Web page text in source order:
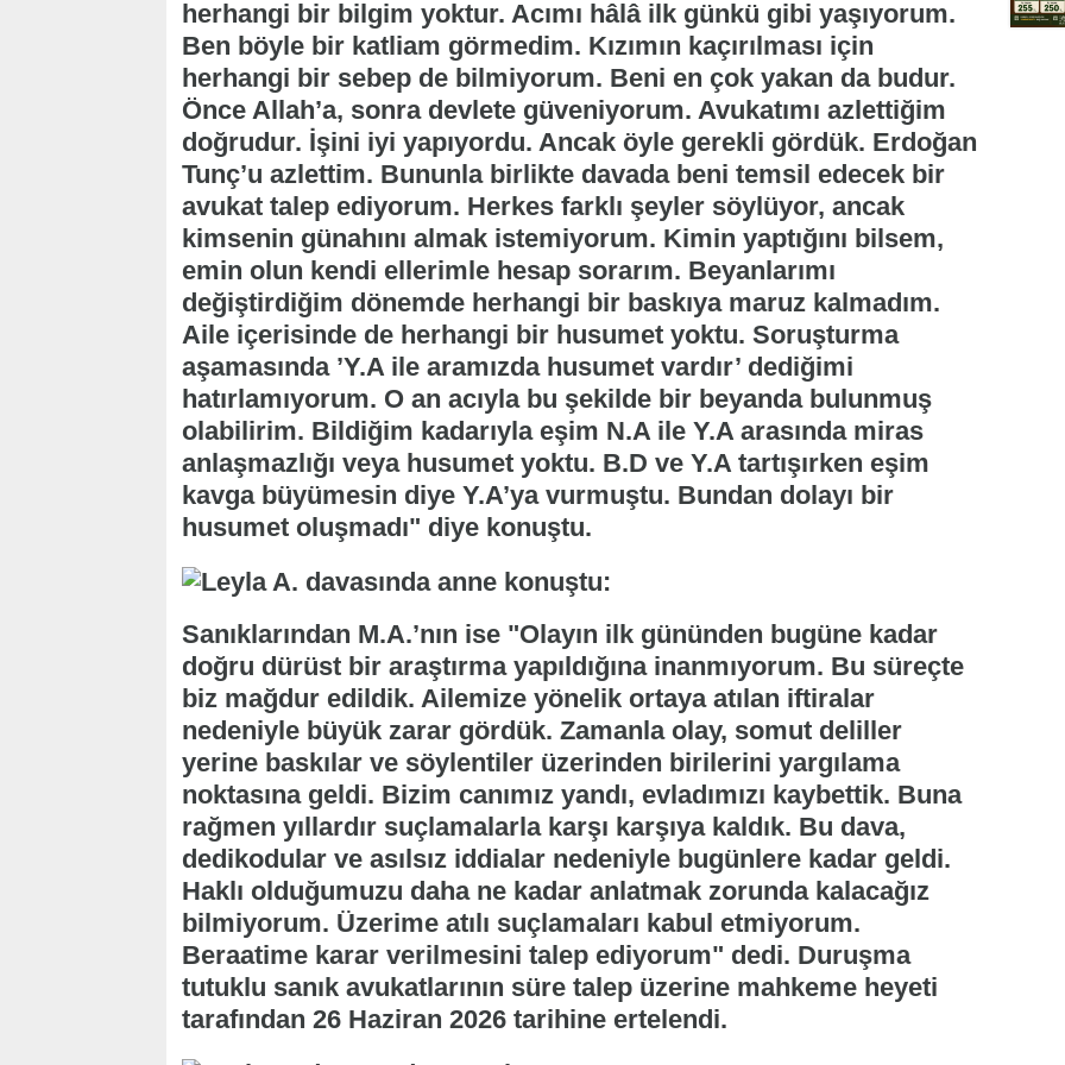
herhangi bir bilgim yoktur. Acımı hâlâ ilk günkü gibi yaşıyorum.
Ben böyle bir katliam görmedim. Kızımın kaçırılması için
herhangi bir sebep de bilmiyorum. Beni en çok yakan da budur.
Önce Allah’a, sonra devlete güveniyorum. Avukatımı azlettiğim
doğrudur. İşini iyi yapıyordu. Ancak öyle gerekli gördük. Erdoğan
Tunç’u azlettim. Bununla birlikte davada beni temsil edecek bir
avukat talep ediyorum. Herkes farklı şeyler söylüyor, ancak
kimsenin günahını almak istemiyorum. Kimin yaptığını bilsem,
emin olun kendi ellerimle hesap sorarım. Beyanlarımı
değiştirdiğim dönemde herhangi bir baskıya maruz kalmadım.
Aile içerisinde de herhangi bir husumet yoktu. Soruşturma
aşamasında ’Y.A ile aramızda husumet vardır’ dediğimi
hatırlamıyorum. O an acıyla bu şekilde bir beyanda bulunmuş
olabilirim. Bildiğim kadarıyla eşim N.A ile Y.A arasında miras
anlaşmazlığı veya husumet yoktu. B.D ve Y.A tartışırken eşim
kavga büyümesin diye Y.A’ya vurmuştu. Bundan dolayı bir
husumet oluşmadı" diye konuştu.
Sanıklarından M.A.’nın ise "Olayın ilk gününden bugüne kadar
doğru dürüst bir araştırma yapıldığına inanmıyorum. Bu süreçte
biz mağdur edildik. Ailemize yönelik ortaya atılan iftiralar
nedeniyle büyük zarar gördük. Zamanla olay, somut deliller
yerine baskılar ve söylentiler üzerinden birilerini yargılama
noktasına geldi. Bizim canımız yandı, evladımızı kaybettik. Buna
rağmen yıllardır suçlamalarla karşı karşıya kaldık. Bu dava,
dedikodular ve asılsız iddialar nedeniyle bugünlere kadar geldi.
Haklı olduğumuzu daha ne kadar anlatmak zorunda kalacağız
bilmiyorum. Üzerime atılı suçlamaları kabul etmiyorum.
Beraatime karar verilmesini talep ediyorum" dedi. Duruşma
tutuklu sanık avukatlarının süre talep üzerine mahkeme heyeti
tarafından 26 Haziran 2026 tarihine ertelendi.